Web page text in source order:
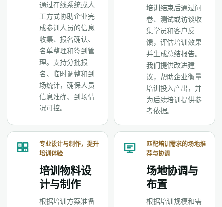
通过在线系统或人
工方式协助企业完
成参训人员的信息
收集、报名确认、
名单整理和签到管
理。支持分批报
名、临时调整和到
场统计，确保人员
信息准确、到场情
况可控。
培训结束后通过问
卷、测试或访谈收
集学员和客户反
馈，评估培训效果
并生成总结报告。
我们提供改进建
议，帮助企业衡量
培训投入产出，并
为后续培训提供参
考依据。
专业设计与制作，提升
培训体验
培训物料设
计与制作
根据培训方案准备
匹配培训需求的场地推
荐与协调
场地协调与
布置
根据培训规模和需